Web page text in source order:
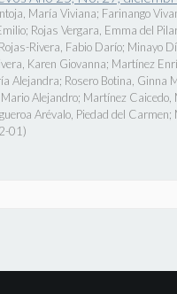
María Viviana; Farinango
; Rojas Vergara, Emma del
Rojas-Rivera, Fabio Darío; Minayo
Karen Giovanna; Martínez
Alejandra; Rosero Botina, Ginna
Alejandro; Martínez Caicedo,
Arévalo, Piedad del Carmen;
01 )